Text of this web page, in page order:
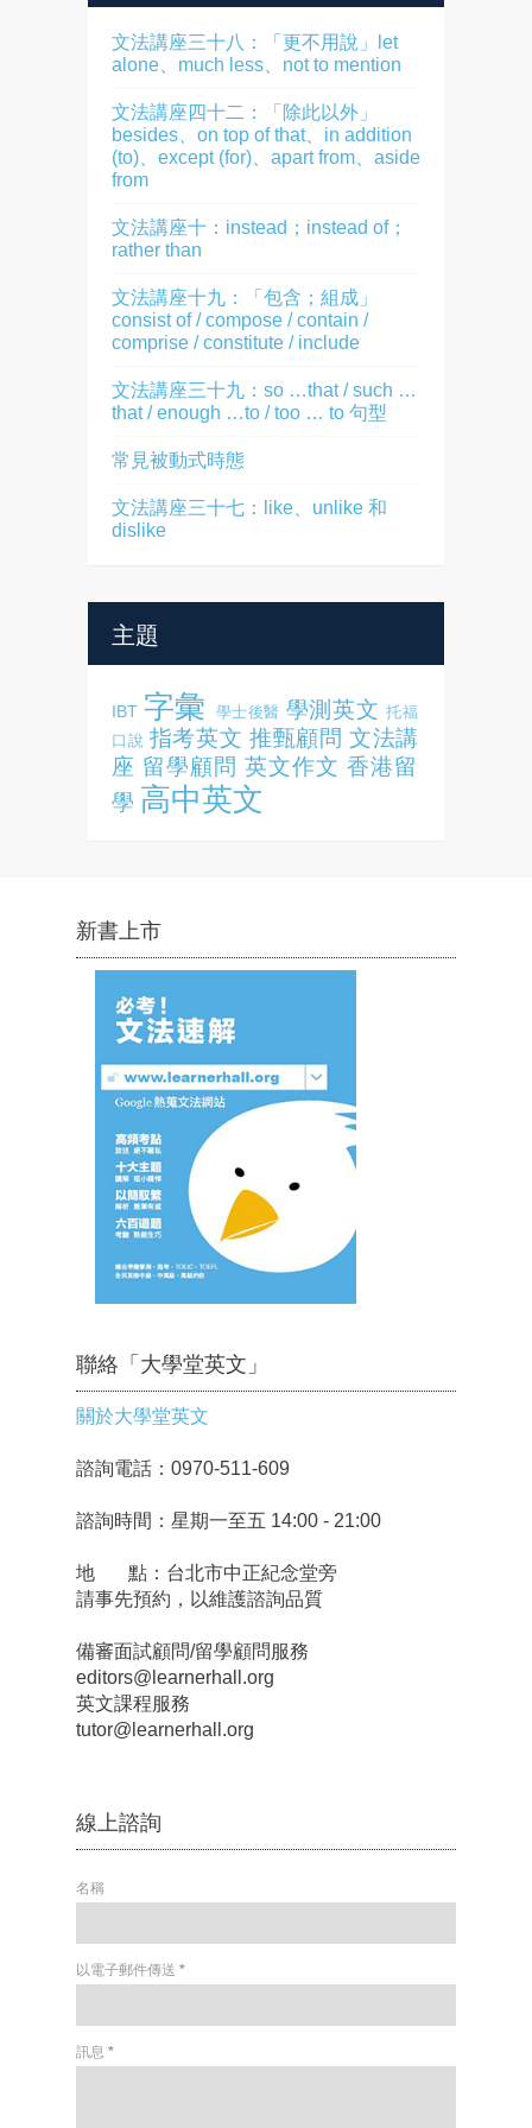
文法講座三十八：「更不用說」let
alone、much less、not to mention
文法講座四十二：「除此以外」
besides、on top of that、in addition
(to)、except (for)、apart from、aside
from
文法講座十：instead；instead of；
rather than
文法講座十九：「包含；組成」
consist of / compose / contain /
comprise / constitute / include
文法講座三十九：so …that / such …
that / enough …to / too … to 句型
常見被動式時態
文法講座三十七：like、unlike 和
dislike
主題
IBT 字彙 學士後醫 學測英文 托福
口說 指考英文 推甄顧問 文法講
座 留學顧問 英文作文 香港留
學 高中英文
新書上市
聯絡「大學堂英文」
關於大學堂英文
諮詢電話：0970-511-609
諮詢時間：星期一至五 14:00 - 21:00
地 點：台北市中正紀念堂旁
請事先預約，以維護諮詢品質
備審面試顧問/留學顧問服務
editors@learnerhall.org
英文課程服務
tutor@learnerhall.org
線上諮詢
名稱
以電子郵件傳送 *
訊息 *